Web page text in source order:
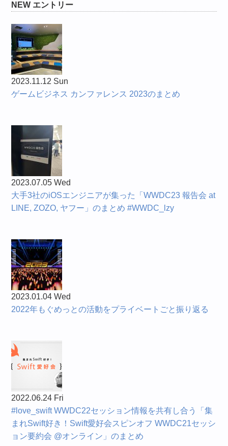
NEW エントリー
2023.11.12 Sun
ゲームビジネス カンファレンス 2023のまとめ
2023.07.05 Wed
大手3社のiOSエンジニアが集った「WWDC23 報告会 at
LINE, ZOZO, ヤフー」のまとめ #WWDC_lzy
2023.01.04 Wed
2022年もぐめっとの活動をプライベートごと振り返る
2022.06.24 Fri
#love_swift WWDC22セッション情報を共有し合う「集
まれSwift好き！Swift愛好会スピンオフ WWDC21セッシ
ョン要約会 @オンライン」のまとめ